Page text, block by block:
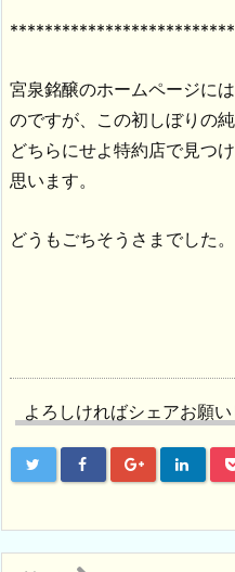
宮泉銘醸のホームページに
のですが、この初しぼりの
どちらにせよ特約店で見つ
思います。
どうもごちそうさまでした。
よろしければシェアお願